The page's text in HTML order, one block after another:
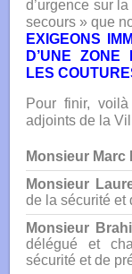
d’urgence sur
secours » que
EXIGEONS
D’UNE ZONE
LES
Pour finir,
adjoints de la
Monsieur Marc
Monsieur
de la sécurité et
Monsieur
délégué et
sécurité et de